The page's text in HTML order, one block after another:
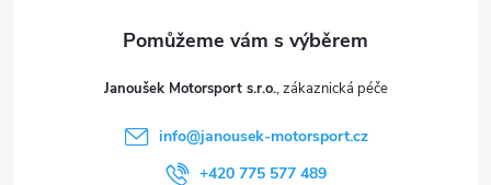
Janoušek Motorsport s.r.o.
info@janousek-motorsport.cz
+420 775 577 489